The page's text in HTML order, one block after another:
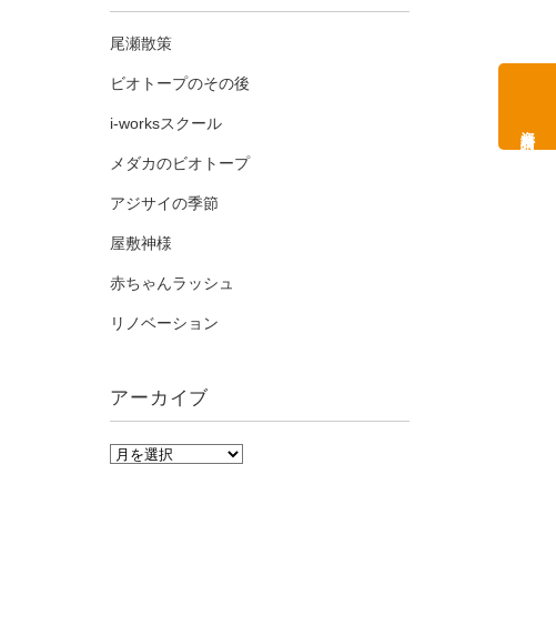
尾瀬散策
ビオトープのその後
i-worksスクール
メダカのビオトープ
アジサイの季節
屋敷神様
赤ちゃんラッシュ
リノベーション
アーカイブ